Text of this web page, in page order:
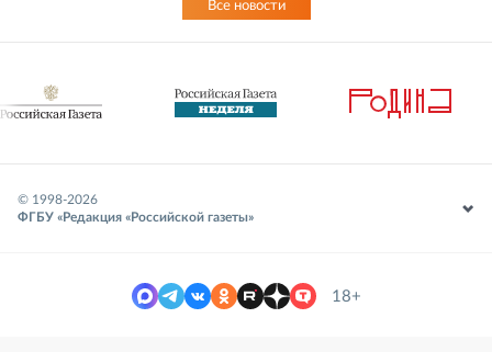
Все новости
© 1998-2026
ФГБУ «Редакция «Российской газеты»
18+